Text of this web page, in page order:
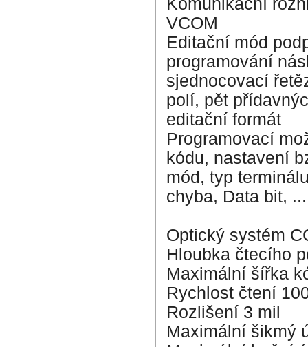
VCOM
Editační mód
programování
sjednocovací
polí, pět
editační formát
Programovací
kódu, nastavení
mód, typ
chyba, Data bit, ...
Optický systém
Hloubka čtecího
Maximální šířka
Rychlost čtení
Rozlišení 3 mil
Maximální šikmý